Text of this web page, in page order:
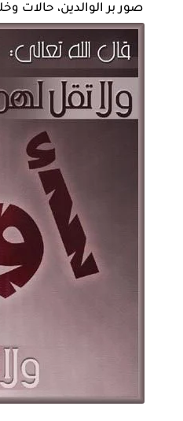
صور بر الوالدين، حالات